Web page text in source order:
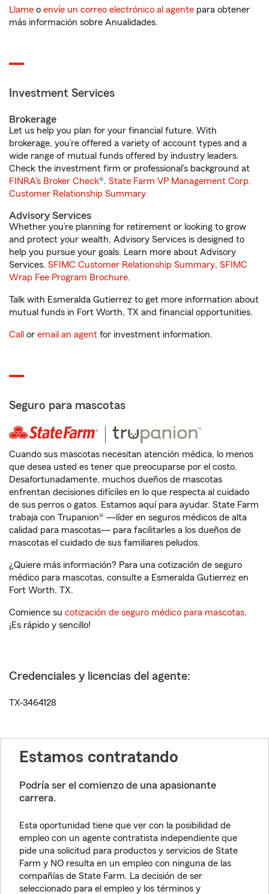
Llame o envíe un correo electrónico al agente para obtener
más información sobre Anualidades.
Investment Services
Brokerage
Let us help you plan for your financial future. With
brokerage, you’re offered a variety of account types and a
wide range of mutual funds offered by industry leaders.
Check the investment firm or professional’s background at
FINRA's Broker Check®. State Farm VP Management Corp.
Customer Relationship Summary
Advisory Services
Whether you’re planning for retirement or looking to grow
and protect your wealth, Advisory Services is designed to
help you pursue your goals. Learn more about Advisory
Services. SFIMC Customer Relationship Summary, SFIMC
Wrap Fee Program Brochure.
Talk with Esmeralda Gutierrez to get more information about
mutual funds in Fort Worth, TX and financial opportunities.
Call or email an agent for investment information.
Seguro para mascotas
Cuando sus mascotas necesitan atención médica, lo menos
que desea usted es tener que preocuparse por el costo.
Desafortunadamente, muchos dueños de mascotas
enfrentan decisiones difíciles en lo que respecta al cuidado
de sus perros o gatos. Estamos aquí para ayudar. State Farm
trabaja con Trupanion® —líder en seguros médicos de alta
calidad para mascotas— para facilitarles a los dueños de
mascotas el cuidado de sus familiares peludos.
¿Quiere más información? Para una cotización de seguro
médico para mascotas, consulte a Esmeralda Gutierrez en
Fort Worth, TX.
Comience su cotización de seguro médico para mascotas.
¡Es rápido y sencillo!
Credenciales y licencias del agente:
TX-3464128
Estamos contratando
Podría ser el comienzo de una apasionante
carrera.
Esta oportunidad tiene que ver con la posibilidad de
empleo con un agente contratista independiente que
pide una solicitud para productos y servicios de State
Farm y NO resulta en un empleo con ninguna de las
compañías de State Farm. La decisión de ser
seleccionado para el empleo y los términos y